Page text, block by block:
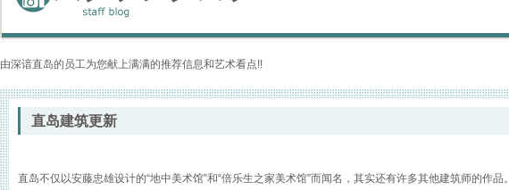
由深谙直岛的员工为您献上满满的推荐信息和艺术看点!!
直岛建筑更新
直岛不仅以安藤忠雄设计的“地中美术馆”和“倍乐生之家美术馆”而闻名，其实还有许多其他建筑师的作品。